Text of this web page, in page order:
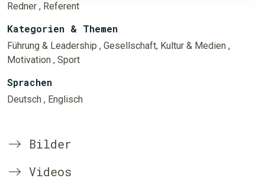
Redner , Referent
Kategorien & Themen
Führung & Leadership , Gesellschaft, Kultur & Medien ,
Motivation , Sport
Sprachen
Deutsch , Englisch
Bilder
Videos